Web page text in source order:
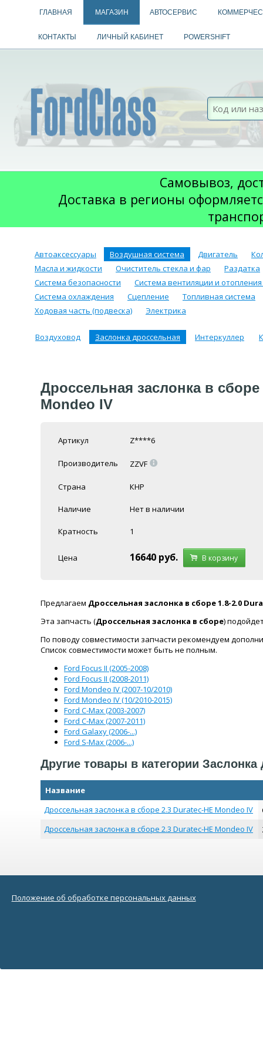
ГЛАВНАЯ МАГАЗИН АВТОСЕРВИС
КОНТАКТЫ ЛИЧНЫЙ КАБИНЕТ POWERSHIFT
Самовывоз,
Доставка в регионы
Автоаксессуары Воздушная система Двигатель
Масла и жидкости
Очиститель стекла и фар
Раздатка
Система безопасности
Система вентиляции и
Система охлаждения
Сцепление
Топливная система
Ходовая часть (подвеска)
Электрика
Воздуховод Заслонка дроссельная Интеркуллер
Дроссельная заслонка в
Mondeo IV
Артикул Z****6
Производитель ZZVF =
Страна КНР
Наличие Нет в наличии
Кратность 1
Цена 16640 руб. В корзину
Предлагаем Дроссельная заслонка в сборе 1.8-2.0
Эта запчасть (Дроссельная заслонка в сборе)
По поводу совместимости запчасти рекомендуем
Список совместимости может быть не полным.
Ford Focus II (2005-2008)
Ford Focus II (2008-2011)
Ford Mondeo IV (2007-10/2010)
Ford Mondeo IV (10/2010-2015)
Ford C-Max (2003-2007)
Ford C-Max (2007-2011)
Ford Galaxy (2006-...)
Ford S-Max (2006-...)
Другие товары в категории Заслонка
Название
Дроссельная заслонка в сборе 2.3 Duratec-HE Mondeo IV
Дроссельная заслонка в сборе 2.3 Duratec-HE Mondeo IV
Положение об обработке персональных данных